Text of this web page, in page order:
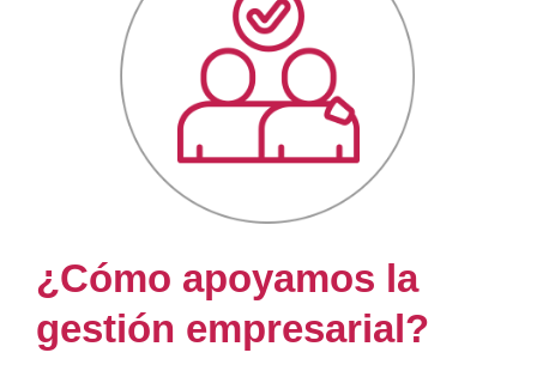
¿Cómo apoyamos la
gestión empresarial?